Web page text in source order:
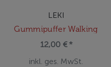
LEKI
Gummipuffer Walking
12,00 € *
inkl. ges. MwSt.